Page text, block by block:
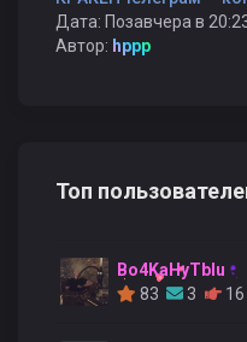
Дата: Позавчера в
Автор: hppp
Топ
Bo4KaHyTblu
83
3 16